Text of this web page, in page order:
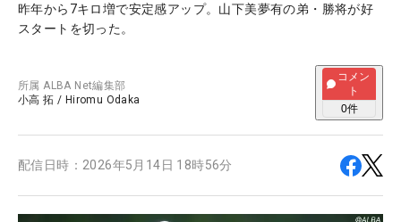
昨年から7キロ増で安定感アップ。山下美夢有の弟・勝将が好
スタートを切った。
所属ALBA Net編集部
小高 拓 / Hiromu Odaka
コメン
ト
0件
配信日時： 2026年5月14日 18時56分